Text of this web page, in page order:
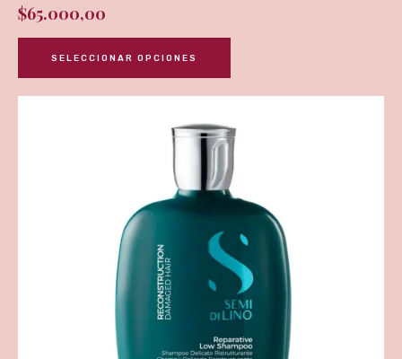
$65.000,00
SELECCIONAR OPCIONES